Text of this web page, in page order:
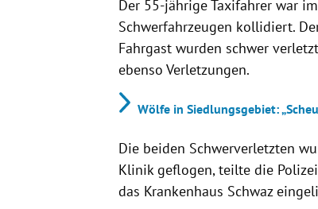
Der 55-jährige Taxifahrer war
Schwerfahrzeugen kollidiert.
Fahrgast wurden schwer
ebenso Verletzungen.
Wölfe in Siedlungsgebiet:
Die beiden Schwerverletzten
Klinik geflogen, teilte die
das Krankenhaus Schwaz